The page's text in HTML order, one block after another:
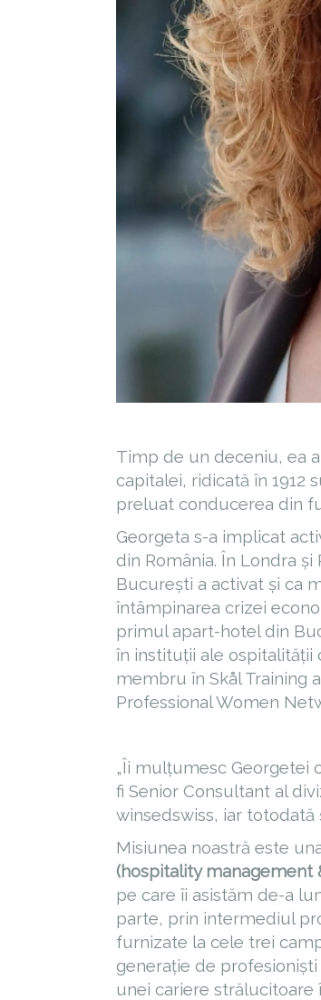
Timp de un deceniu, ea
capitalei, ridicată în 1912
preluat conducerea din
Georgeta s-a implicat
din România. În Londra
București a activat și ca
întâmpinarea crizei
primul apart-hotel din
în instituții ale ospitalității
membru în Skål Training
Professional Women
„Îi mulțumesc Georgetei
fi Senior Consultant al
winsedswiss, iar totodată
Misiunea noastră este
(hospitality management
pe care îi asistăm de-a
parte, prin intermediul
furnizate la cele trei
generație de
unei cariere